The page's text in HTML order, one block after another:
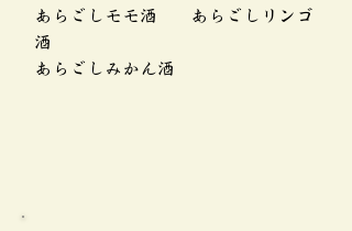
あらごしモモ酒 あらごしリンゴ
酒
あらごしみかん酒